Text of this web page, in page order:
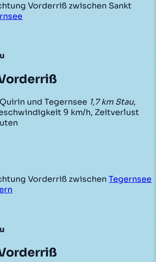
Vorderriß zwischen Sankt
und Tegernsee 1,7 km Stau,
9 km/h, Zeitverlust
Vorderriß zwischenTegernsee